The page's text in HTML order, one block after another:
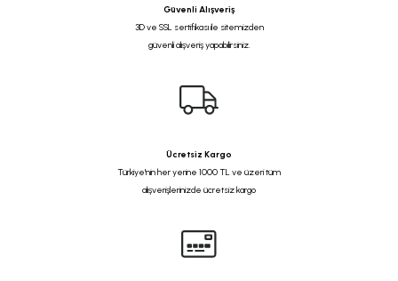
Güvenli Alışveriş
3D ve SSL sertifikası ile sitemizden
güvenli alışveriş yapabilirsiniz.
Ücretsiz Kargo
Türkiye'nin her yerine 1000 TL ve üzeri tüm
alışverişlerinizde ücretsiz kargo